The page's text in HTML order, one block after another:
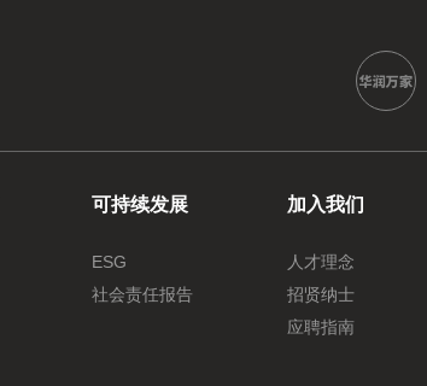
可持续发展
ESG
社会责任报告
加入我们
人才理念
招贤纳士
应聘指南